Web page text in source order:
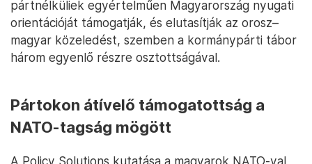
pártnélküliek egyértelműen Magyarország nyugati
orientációját támogatják, és elutasítják az orosz–
magyar közeledést, szemben a kormánypárti tábor
három egyenlő részre osztottságával.
Pártokon átívelő támogatottság a
NATO-tagság mögött
A Policy Solutions kutatása a magyarok NATO-val